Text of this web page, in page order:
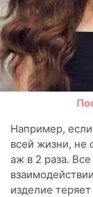
Например,
всей жизни, не
аж в 2 раза.
изделие